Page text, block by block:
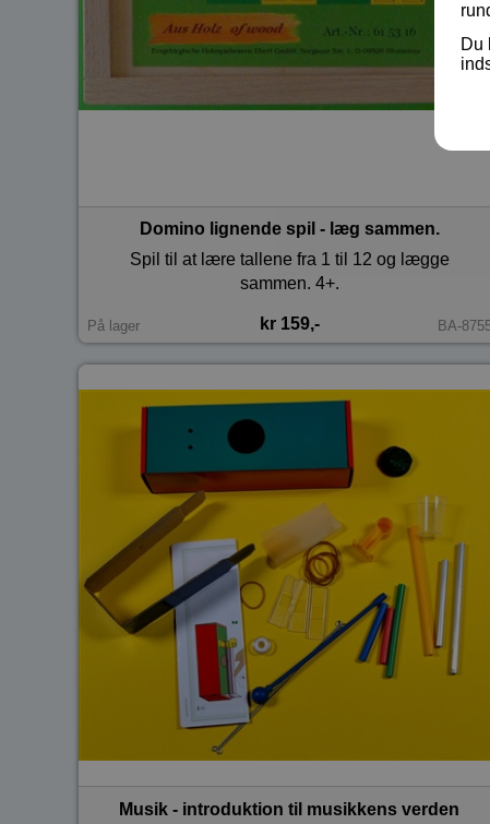
Domino lignende spil - læg sammen.
Spil til at lære tallene fra 1 til 12 og lægge
sammen. 4+.
På lager kr 159,- BA-
Musik - introduktion til musikkens verden
Du